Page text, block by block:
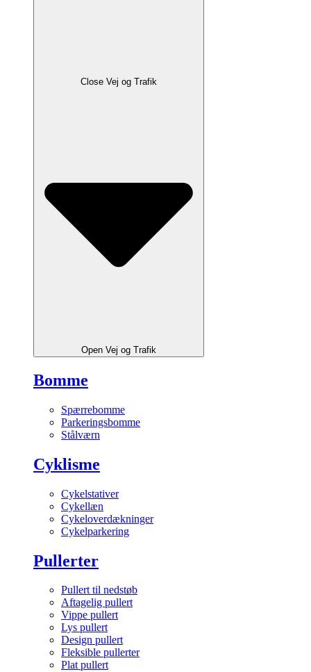
Close Vej og Trafik
Open Vej og Trafik
Bomme
Spærrebomme
Parkeringsbomme
Stålværn
Cyklisme
Cykelstativer
Cykellæn
Cykeloverdækninger
Cykelparkering
Pullerter
Pullert til nedstøb
Aftagelig pullert
Vippe pullert
Lys pullert
Design pullert
Fleksible pullerter
Plat pullert